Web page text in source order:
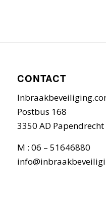
CONTACT
Postbus 168
3350 AD Papendrecht
M : 06 – 51646880